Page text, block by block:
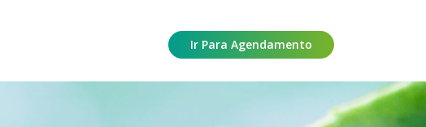
Ir Para Agendamento